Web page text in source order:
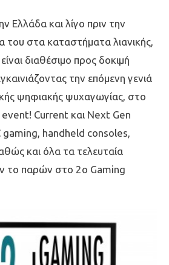
Ελλάδα και λίγο πριν την
του στα καταστήματα λιανικής,
διαθέσιμο προς δοκιμή
την επόμενη γενιά
ψηφιακής ψυχαγωγίας, στο
Current και Next Gen
gaming, handheld consoles,
και όλα τα τελευταία
το παρών στο 2ο Gaming